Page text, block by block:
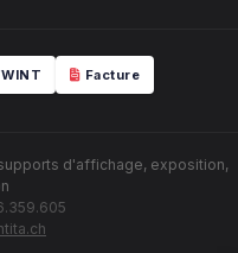
Facture
d'affichage, exposition,